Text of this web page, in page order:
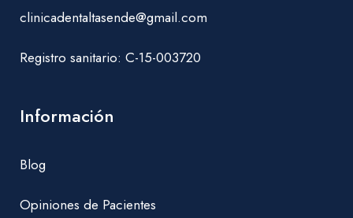
clinicadentaltasende@gmail.com
Registro sanitario: C-15-003720
Información
Blog
Opiniones de Pacientes